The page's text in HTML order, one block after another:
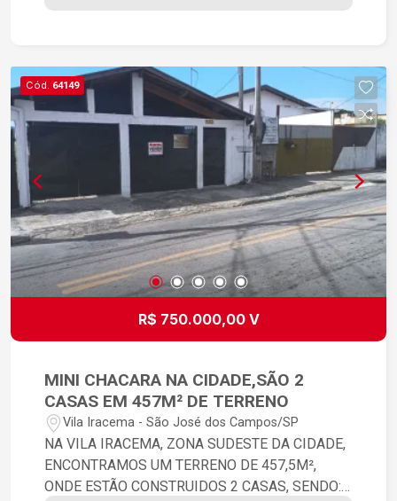
Cód. 64149
R$ 750.000,00 V
MINI CHACARA NA CIDADE,SÃO 2
CASAS EM 457M² DE TERRENO
Vila Iracema - São José dos Campos/SP
NA VILA IRACEMA, ZONA SUDESTE DA CIDADE,
ENCONTRAMOS UM TERRENO DE 457,5M²,
ONDE ESTÃO CONSTRUIDOS 2 CASAS, SENDO: